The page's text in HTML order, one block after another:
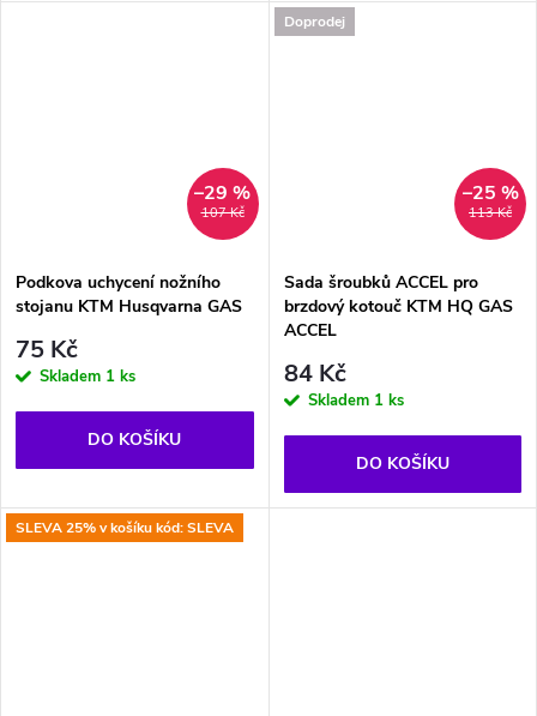
107 Kč
–29 %
Podkova uchycení nožního
stojanu KTM Husqvarna GAS
75 Kč
Skladem 1 ks
DO KOŠÍKU
Doprodej
113 Kč
–25 %
Sada šroubků ACCEL pro
brzdový kotouč KTM HQ GAS
ACCEL
84 Kč
Skladem 1 ks
DO KOŠÍKU
SLEVA 25% v košíku kód: SLEVA